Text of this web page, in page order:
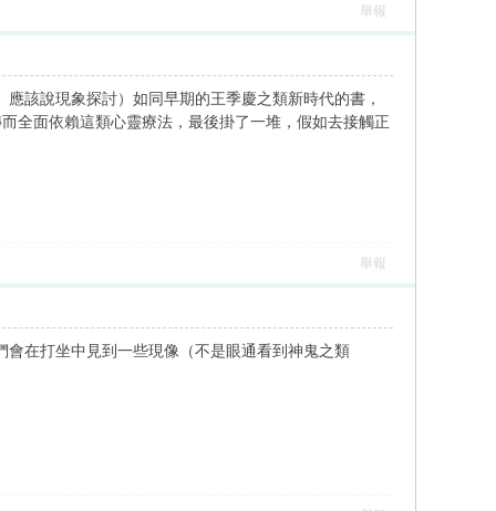
舉報
該說現象探討）如同早期的王季慶之類新時代的書，
全面依賴這類心靈療法，最後掛了一堆，假如去接觸正
舉報
在打坐中見到一些現像（不是眼通看到神鬼之類